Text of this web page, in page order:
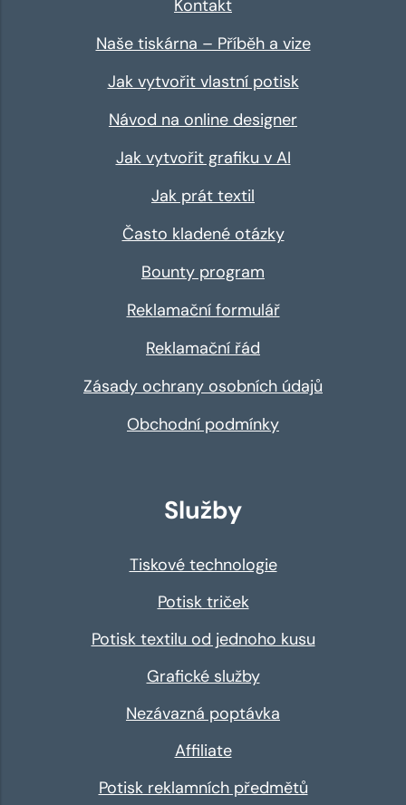
Kontakt
Naše tiskárna – Příběh a vize
Jak vytvořit vlastní potisk
Návod na online designer
Jak vytvořit grafiku v AI
Jak prát textil
Často kladené otázky
Bounty program
Reklamační formulář
Reklamační řád
Zásady ochrany osobních údajů
Obchodní podmínky
Služby
Tiskové technologie
Potisk triček
Potisk textilu od jednoho kusu
Grafické služby
Nezávazná poptávka
Affiliate
Potisk reklamních předmětů